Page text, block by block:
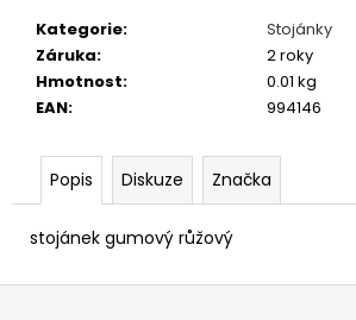
Kategorie:
Stojánky
Záruka:
2 roky
Hmotnost:
0.01 kg
EAN: 994146
Popis Diskuze Značka
stojánek gumový růžový
o
p
o
j
e
e
Z